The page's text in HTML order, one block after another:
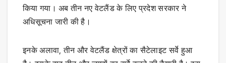
किया गया। अब तीन नए वेटलैंड के लिए प्रदेश सरकार ने
अधिसूचना जारी की है।
इनके अलावा, तीन और वेटलैंड क्षेत्रों का सैटेलाइट सर्वे हुआ